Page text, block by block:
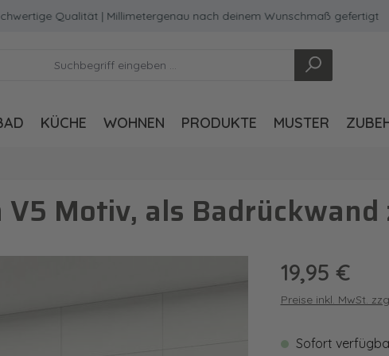
Qualität | Millimetergenau nach deinem Wunschmaß gefertigt
KÜCHE WOHNEN PRODUKTE MUSTER
Motiv, als
Regulärer Preis:
19,95 €
Preise inkl. MwSt.
Sofort